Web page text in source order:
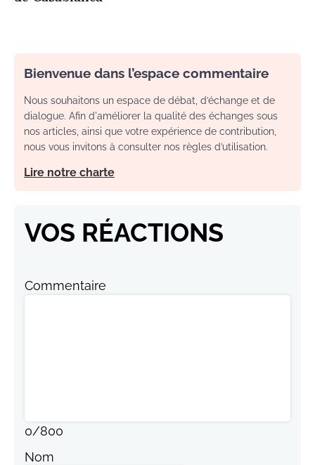
Bienvenue dans l’espace commentaire
Nous souhaitons un espace de débat, d’échange et de
dialogue. Afin d'améliorer la qualité des échanges sous
nos articles, ainsi que votre expérience de contribution,
nous vous invitons à consulter nos règles d’utilisation.
Lire notre charte
VOS RÉACTIONS
Commentaire
0/800
Nom